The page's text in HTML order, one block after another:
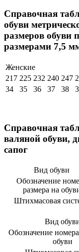
Справочная
обуви
размеров обуви
размерами 7,5
Женские
217 225 232 240 247
34
35 36 37 38
Справочная
валяной обуви,
сапог
Вид обуви
Обозначение
размера на
Штихмасовая
Вид
Обозначение
обуви